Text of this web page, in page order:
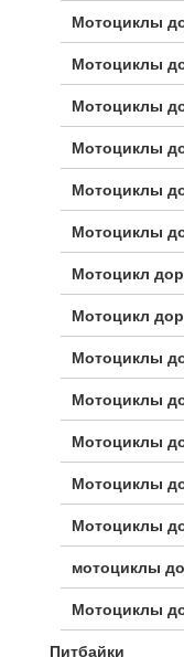
Мотоциклы
Мотоциклы
Мотоциклы
Мотоциклы
Мотоциклы
Мотоциклы
Мотоцикл
Мотоцикл
Мотоциклы
Мотоциклы
Мотоциклы
Мотоциклы
Мотоциклы
мотоциклы
Мотоциклы
Питбайки